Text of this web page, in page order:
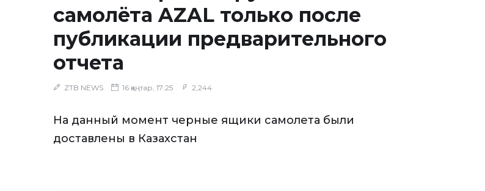
самолёта AZAL только после
публикации предварительного
отчета
ZTB NEWS 16 қаңтар, 17:25 2,244
На данный момент черные ящики самолета были
доставлены в Казахстан